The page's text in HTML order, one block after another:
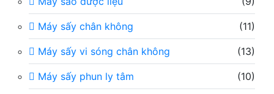
Máy sấy chân không (11)
Máy sấy vi sóng chân không (13)
Máy sấy phun ly tâm (10)